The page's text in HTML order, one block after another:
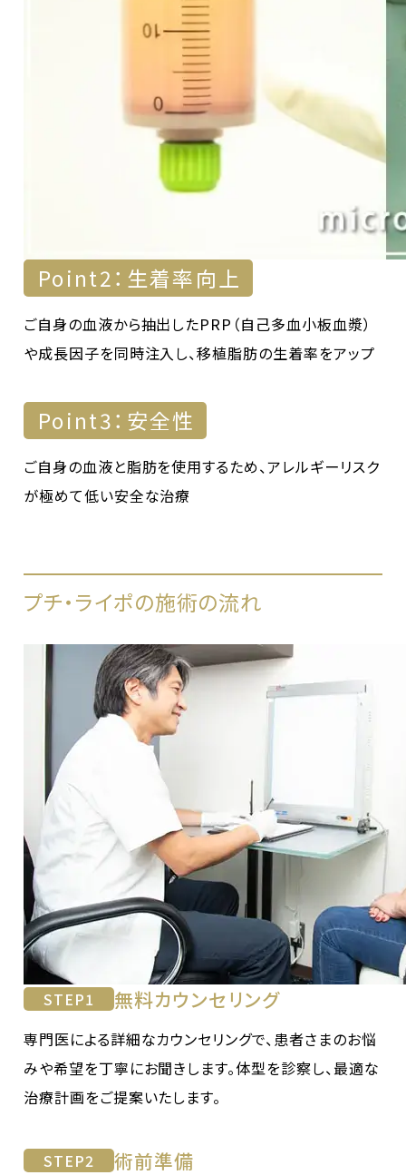
Point2：生着率向上
ご自身の血液から抽出したPRP（自己多血小板血漿）
や成長因子を同時注入し、移植脂肪の生着率をアップ
Point3：安全性
ご自身の血液と脂肪を使用するため、アレルギーリスク
が極めて低い安全な治療
プチ・ライポの施術の流れ
STEP1 無料カウンセリング
専門医による詳細なカウンセリングで、患者さまのお悩
みや希望を丁寧にお聞きします。体型を診察し、最適な
治療計画をご提案いたします。
STEP2 術前準備